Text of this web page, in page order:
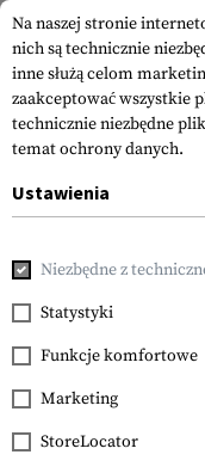
Outdoor Research
Coldshot
Na naszej stronie
nich są technicznie
inne służą celom
zaakceptować wszystkie
technicznie niezbędne
temat ochrony danych.
Ustawienia
Niezbędne z
Statystyki
Funkcje komfortowe
Marketing
StoreLocator